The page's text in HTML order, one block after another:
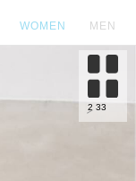
WOMEN MEN
2 33